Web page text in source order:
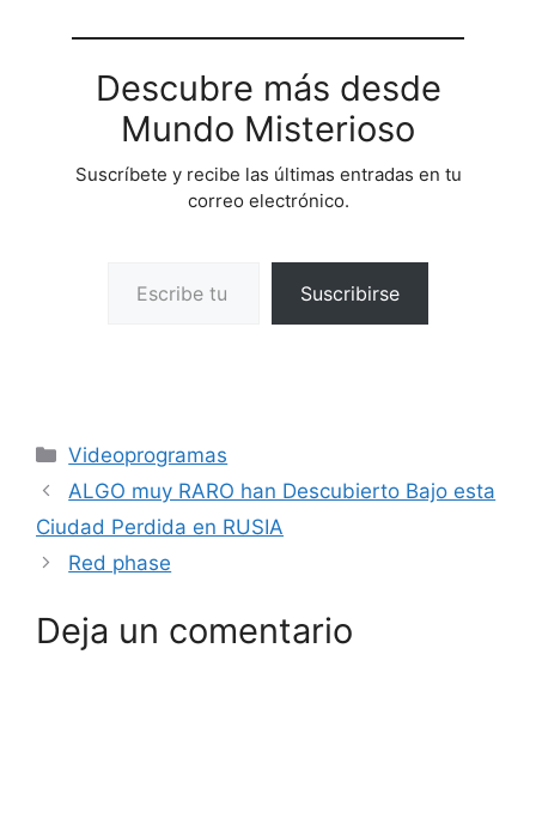
Descubre más desde
Mundo Misterioso
Suscríbete y recibe las últimas entradas en tu
correo electrónico.
Suscribirse
Categorías
Videoprogramas
ALGO muy RARO han Descubierto Bajo esta
Ciudad Perdida en RUSIA
Red phase
Deja un comentario